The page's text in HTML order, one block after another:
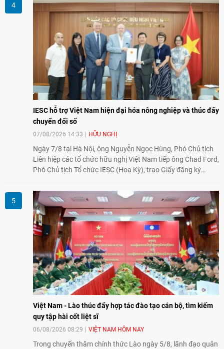
giao lưu truyền thống sang kết nối địa phương, doanh
nghiệp, giáo dục, văn hóa và thế hệ trẻ, góp phần tăng
cường sự hiểu biết và hợp tác giữa nhân dân hai nước.
IESC hỗ trợ Việt Nam hiện đại hóa nông nghiệp và thúc đẩy
chuyển đổi số
07/08/2026 14:33 HỮU NGHỊ
Ngày 7/8 tại Hà Nội, ông Nguyễn Ngọc Hùng, Phó Chủ tịch
Liên hiệp các tổ chức hữu nghị Việt Nam tiếp ông Chad Ford,
Phó Chủ tịch Tổ chức IESC (Hoa Kỳ), trao Giấy đăng ký
đổi về định hướng triển khai Dự án "Mở rộng Thương mại
Nông nghiệp và An toàn thực phẩm Hoa Kỳ - Việt Nam",
hướng tới thúc đẩy chuyển đổi số, hiện đại hóa nông nghiệp
và mở rộng hợp tác phát triển giữa hai nước.
Việt Nam - Lào thúc đẩy hợp tác đào tạo cán bộ, tìm kiếm
quy tập hài cốt liệt sĩ
06/08/2026 08:29 VIỆT NAM HÔM NAY
Trong chuyến thăm chính thức Lào ngày 5/8, lãnh đạo quân